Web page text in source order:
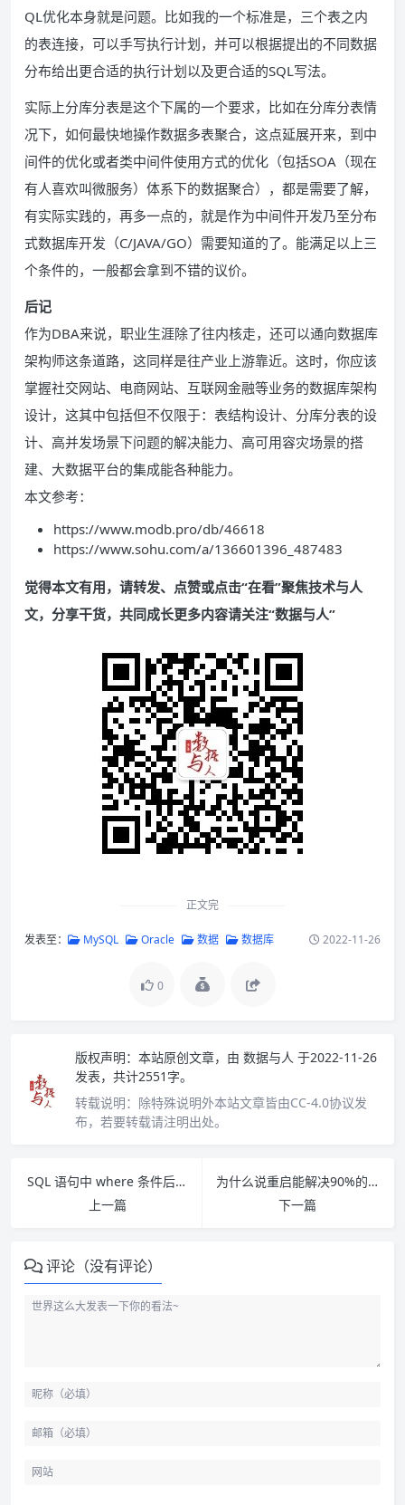
QL优化本身就是问题。比如我的一个标准是，三个表之内
的表连接，可以手写执行计划，并可以根据提出的不同数据
分布给出更合适的执行计划以及更合适的SQL写法。
实际上分库分表是这个下属的一个要求，比如在分库分表情
况下，如何最快地操作数据多表聚合，这点延展开来，到中
间件的优化或者类中间件使用方式的优化（包括SOA（现在
有人喜欢叫微服务）体系下的数据聚合），都是需要了解，
有实际实践的，再多一点的，就是作为中间件开发乃至分布
式数据库开发（C/JAVA/GO）需要知道的了。能满足以上三
个条件的，一般都会拿到不错的议价。
后记
作为DBA来说，职业生涯除了往内核走，还可以通向数据库
架构师这条道路，这同样是往产业上游靠近。这时，你应该
掌握社交网站、电商网站、互联网金融等业务的数据库架构
设计，这其中包括但不仅限于：表结构设计、分库分表的设
计、高并发场景下问题的解决能力、高可用容灾场景的搭
建、大数据平台的集成能各种能力。
本文参考：
https://www.modb.pro/db/46618
https://www.sohu.com/a/136601396_487483
觉得本文有用，请转发、点赞或点击“在看”聚焦技术与人
文，分享干货，共同成长更多内容请关注“数据与人”
正文完
发表至： MySQL Oracle 数据 数据库 2022-11-26
0
版权声明： 本站原创文章，由 数据与人 于2022-11-26
发表，共计2551字。
转载说明： 除特殊说明外本站文章皆由CC-4.0协议发
布，若要转载请注明出处。
SQL 语句中 where 条件后 写上1=1 是什么意思
上一篇
为什么说重启能解决90%的问题
下一篇
评论（没有评论）